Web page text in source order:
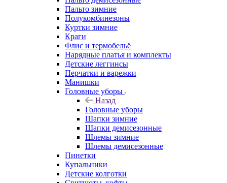
Пальто зимние
Полукомбинезоны
Куртки зимние
Краги
Флис и термобельё
Нарядные платья и комплекты
Детские леггинсы
Перчатки и варежки
Манишки
Головные уборы
Назад
Головные уборы
Шапки зимние
Шапки демисезонные
Шлемы зимние
Шлемы демисезонные
Пинетки
Купальники
Детские колготки